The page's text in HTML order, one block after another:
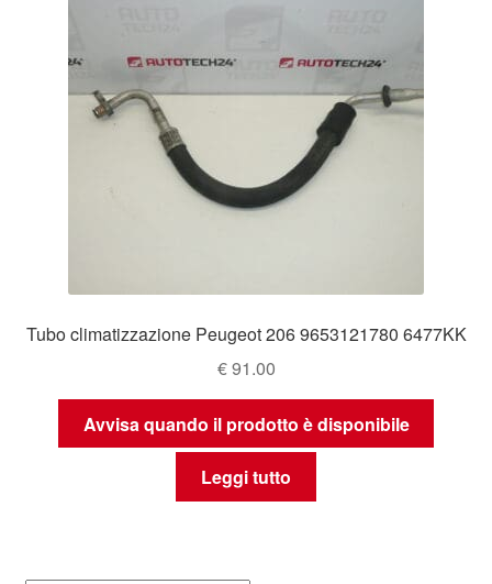
Tubo climatizzazione Peugeot 206 9653121780 6477KK
€91.00
Avvisa quando il prodotto è disponibile
Leggi tutto